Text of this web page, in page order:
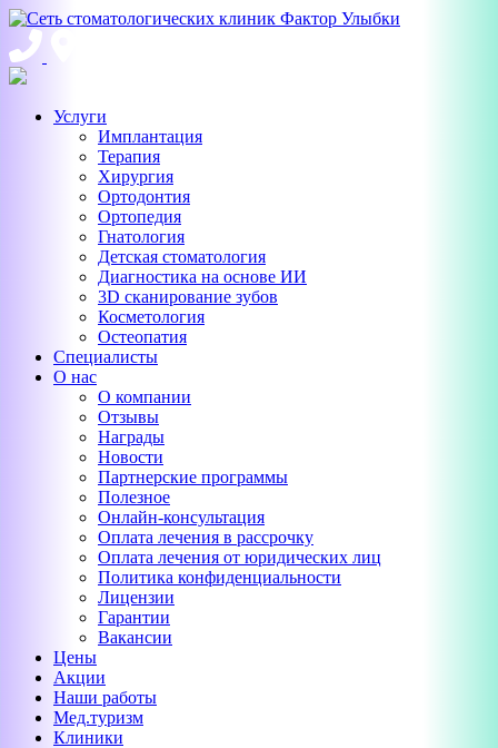
Услуги
Имплантация
Терапия
Хирургия
Ортодонтия
Ортопедия
Гнатология
Детская стоматология
Диагностика на основе ИИ
3D сканирование зубов
Косметология
Остеопатия
Специалисты
О нас
О компании
Отзывы
Награды
Новости
Партнерские программы
Полезное
Онлайн-консультация
Оплата лечения в рассрочку
Оплата лечения от юридических лиц
Политика конфиденциальности
Лицензии
Гарантии
Вакансии
Цены
Акции
Наши работы
Мед.туризм
Клиники